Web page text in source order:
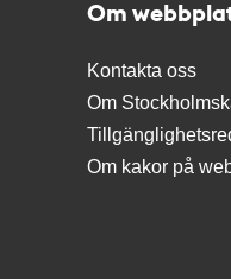
Om
Kontakta oss
Om
Om kakor på